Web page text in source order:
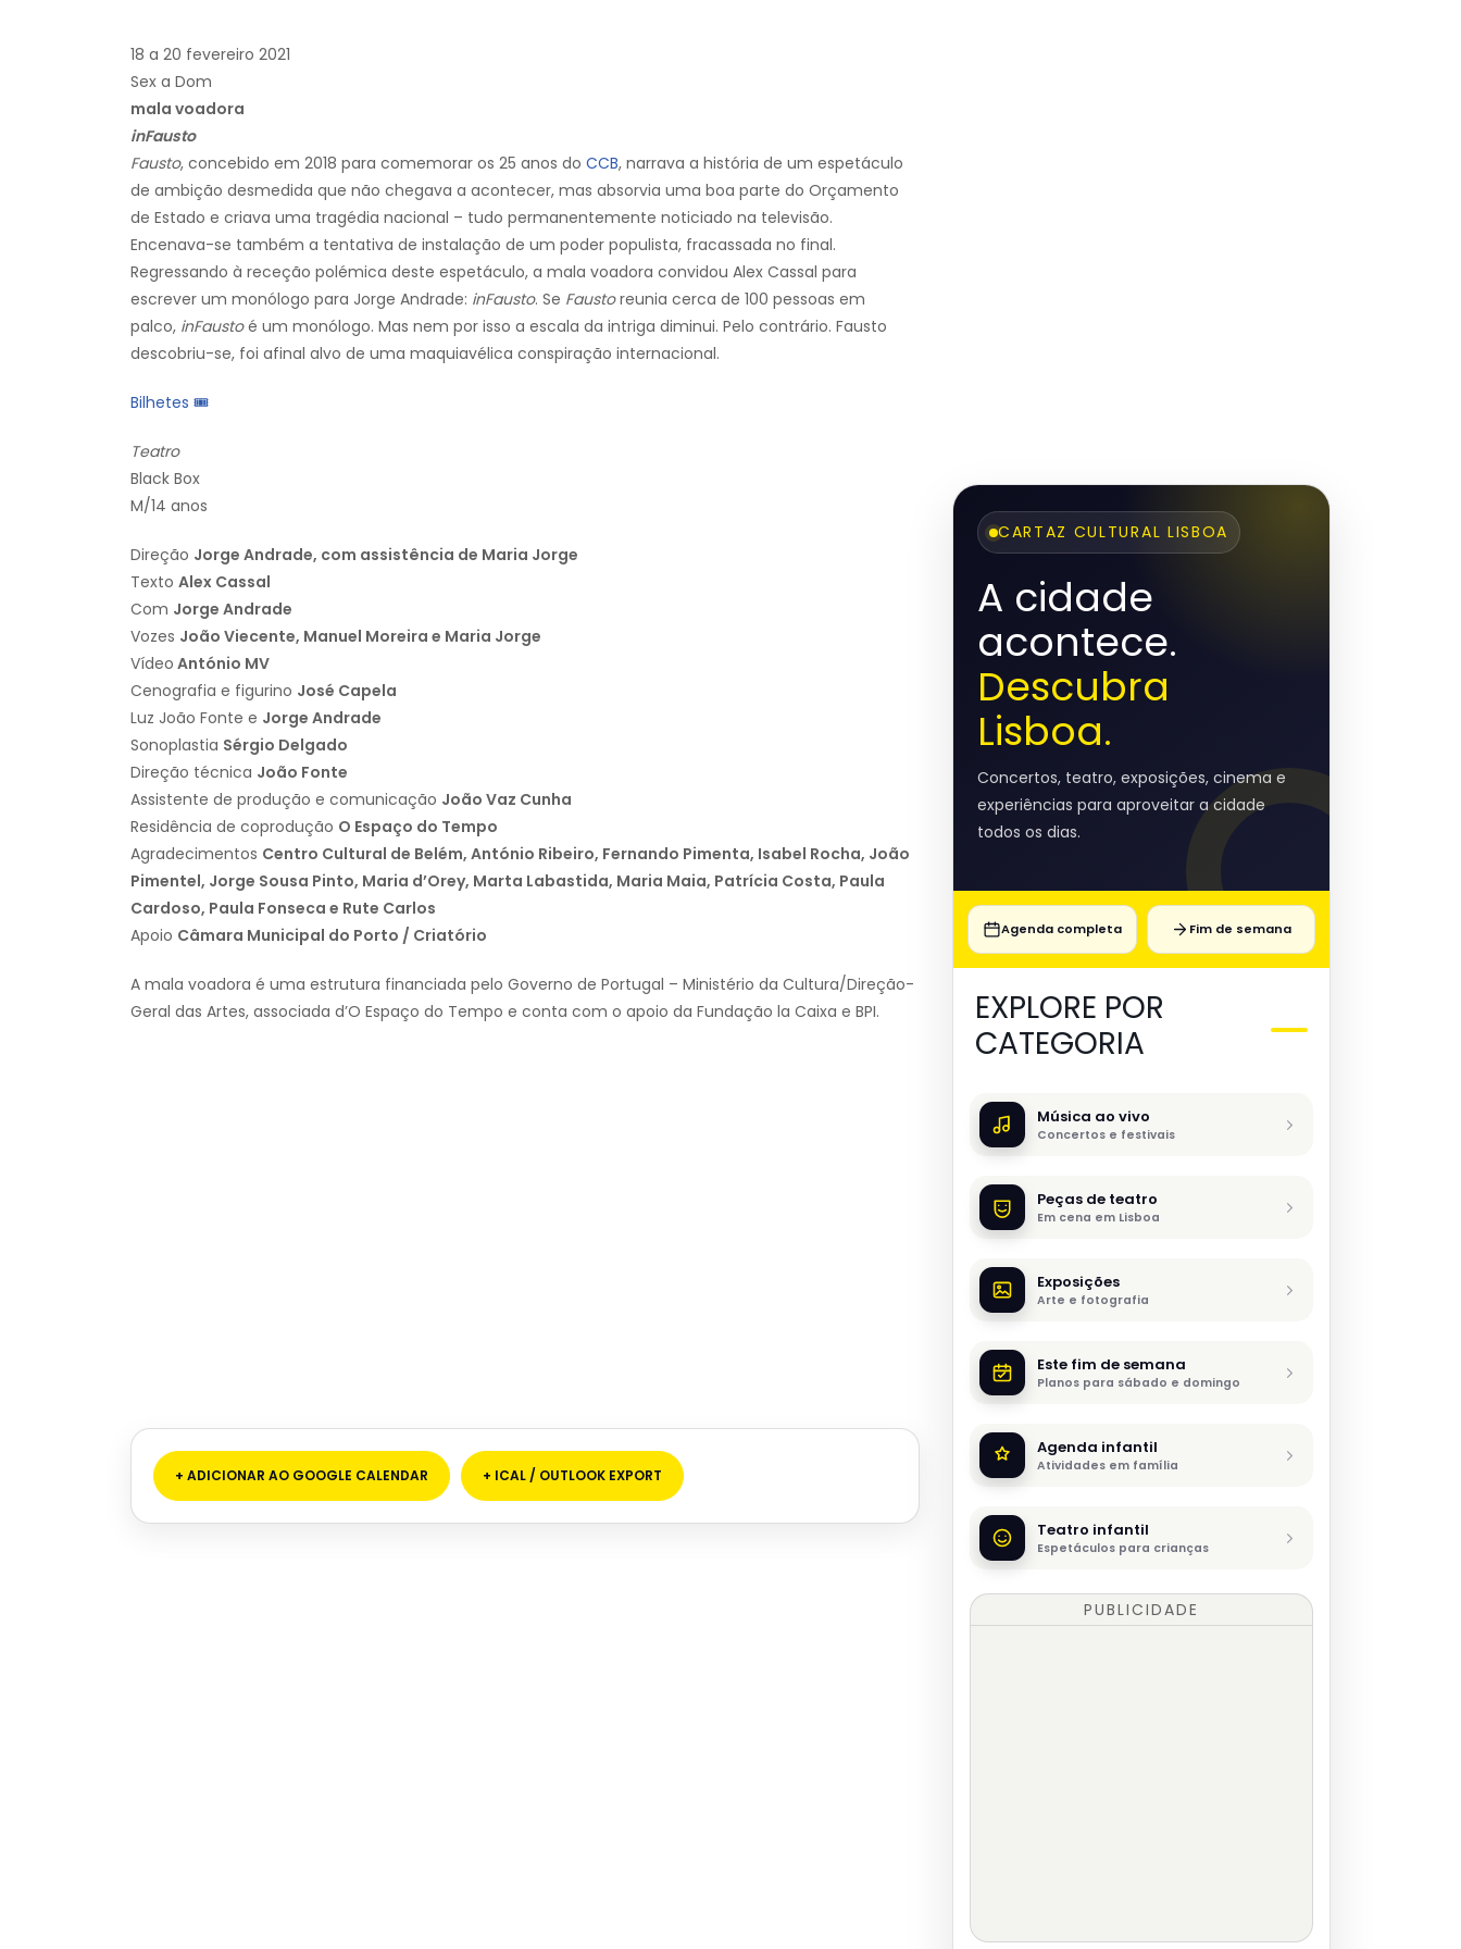
18 a 20 fevereiro 2021
Sex a Dom
mala voadora
inFausto
Fausto, concebido em 2018 para comemorar os 25 anos do CCB, narrava a história de um espetáculo
de ambição desmedida que não chegava a acontecer, mas absorvia uma boa parte do Orçamento
de Estado e criava uma tragédia nacional – tudo permanentemente noticiado na televisão.
Encenava-se também a tentativa de instalação de um poder populista, fracassada no final.
Regressando à receção polémica deste espetáculo, a mala voadora convidou Alex Cassal para
escrever um monólogo para Jorge Andrade: inFausto. Se Faustoreunia cerca de 100 pessoas em
palco, inFaustoé um monólogo. Mas nem por isso a escala da intriga diminui. Pelo contrário. Fausto
descobriu-se, foi afinal alvo de uma maquiavélica conspiração internacional.
Bilhetes 🎟
Teatro
Black Box
M/14 anos
Direção Jorge Andrade, com assistência de Maria Jorge
Texto Alex Cassal
Com Jorge Andrade
Vozes João Viecente, Manuel Moreira e Maria Jorge
Vídeo António MV
Cenografia e figurino José Capela
Luz João Fonte e Jorge Andrade
Sonoplastia Sérgio Delgado
Direção técnica João Fonte
Assistente de produção e comunicação João Vaz Cunha
Residência de coprodução O Espaço do Tempo
Agradecimentos Centro Cultural de Belém, António Ribeiro, Fernando Pimenta, Isabel Rocha, João
Pimentel, Jorge Sousa Pinto, Maria d’Orey, Marta Labastida, Maria Maia, Patrícia Costa, Paula
Cardoso, Paula Fonseca e Rute Carlos
Apoio Câmara Municipal do Porto / Criatório
A mala voadora é uma estrutura financiada pelo Governo de Portugal – Ministério da Cultura/Direção-
Geral das Artes, associada d’O Espaço do Tempo e conta com o apoio da Fundação la Caixa e BPI.
+ ADICIONAR AO GOOGLE CALENDAR + ICAL / OUTLOOK EXPORT
CARTAZ CULTURAL LISBOA
A cidade
acontece.
Descubra
Lisboa.
Concertos, teatro, exposições, cinema e
experiências para aproveitar a cidade
todos os dias.
Agenda completa Fim de semana
EXPLORE POR
CATEGORIA
Música ao vivo
Concertos e festivais
Peças de teatro
Em cena em Lisboa
Exposições
Arte e fotografia
Este fim de semana
Planos para sábado e domingo
Agenda infantil
Atividades em família
Teatro infantil
Espetáculos para crianças
PUBLICIDADE